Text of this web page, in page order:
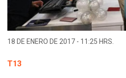
18 DE ENERO DE 2017 - 11:25 HRS.
T13